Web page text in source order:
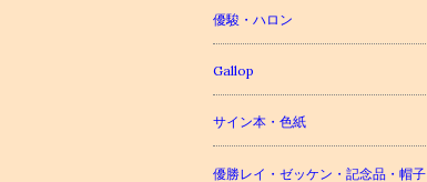
優駿・ハロン
Gallop
サイン本・色紙
優勝レイ・ゼッケン・記念品・帽子